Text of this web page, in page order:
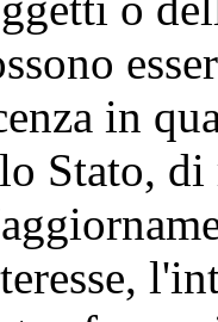
in
Stato,